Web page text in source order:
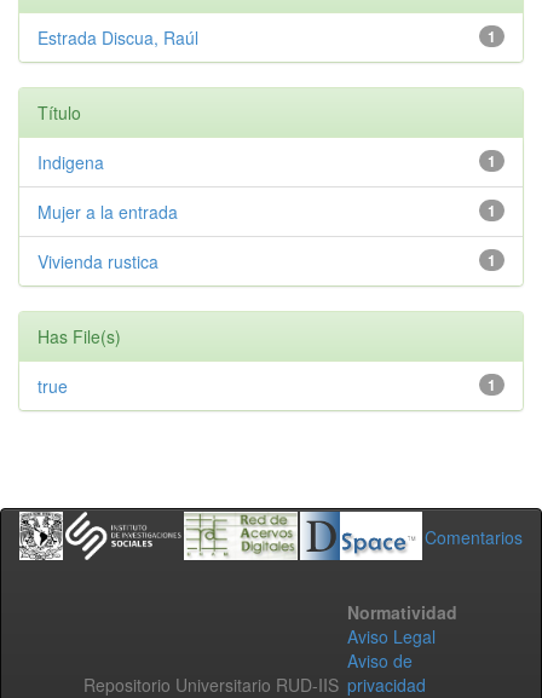
1
Estrada Discua, Raúl
Título
1
Indigena
1
Mujer a la entrada
1
Vivienda rustica
Has File(s)
1
true
Comentarios
Repositorio Universitario RUD-IIS
Normatividad
Aviso Legal
Aviso de
privacidad